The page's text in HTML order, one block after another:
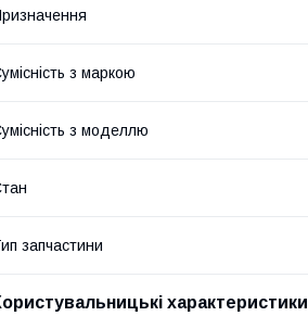
з маркою
з моделлю
запчастини
характеристики